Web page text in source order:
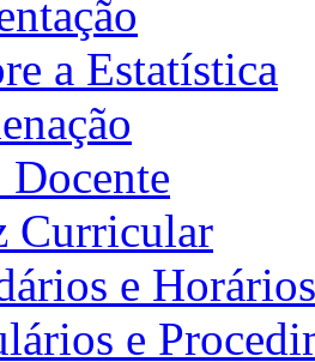
a Estatística
Curricular
e Horários
e